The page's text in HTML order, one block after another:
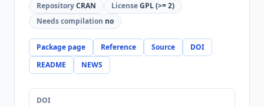
RepositoryCRAN LicenseGPL (>= 2)
Needs compilation no
Package page Reference Source
DOI
README
NEWS
DOI